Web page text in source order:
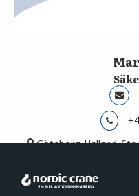
Göteborg, Halland,